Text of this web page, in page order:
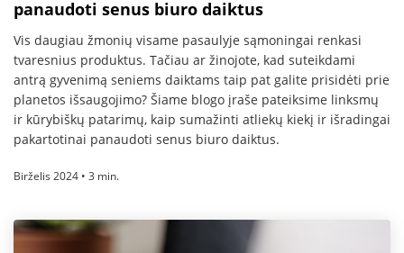
panaudoti senus biuro daiktus
Vis daugiau žmonių visame pasaulyje sąmoningai renkasi
tvaresnius produktus. Tačiau ar žinojote, kad suteikdami
antrą gyvenimą seniems daiktams taip pat galite prisidėti prie
planetos išsaugojimo? Šiame blogo įraše pateiksime linksmų
ir kūrybiškų patarimų, kaip sumažinti atliekų kiekį ir išradingai
pakartotinai panaudoti senus biuro daiktus.
Birželis 2024 • 3 min.